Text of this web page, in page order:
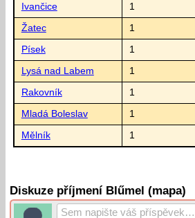
Ivančice 1
Žatec 1
Písek 1
Lysá nad Labem 1
Rakovník 1
Mladá Boleslav 1
Mělník 1
Diskuze příjmení Blűmel (mapa)